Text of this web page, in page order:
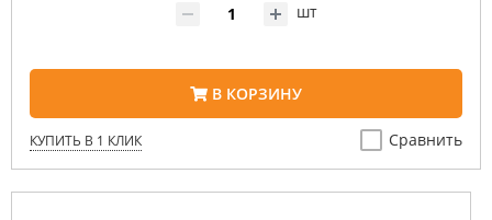
шт
В КОРЗИНУ
КУПИТЬ В 1 КЛИК Сравнить